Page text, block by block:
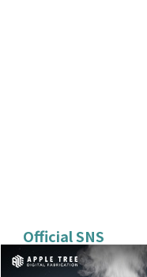
Official SNS